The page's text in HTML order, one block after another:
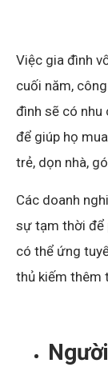
Việc gia đình
cuối năm,
đình sẽ có nhu
để giúp họ
trẻ, dọn nhà,
Các doanh
sự tạm thời để
có thể ứng
thủ kiếm thêm